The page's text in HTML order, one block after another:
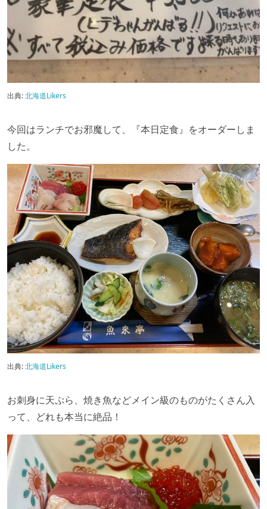
出典:北海道Likers
今回はランチでお邪魔して、『本日定食』をオーダーしま
した。
出典:北海道Likers
お刺身に天ぷら、焼き魚などメイン級のものがたくさん入
って、どれも本当に絶品！